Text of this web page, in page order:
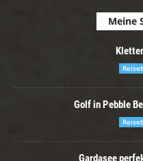
Meine
Golf in Pebble
Gardasee